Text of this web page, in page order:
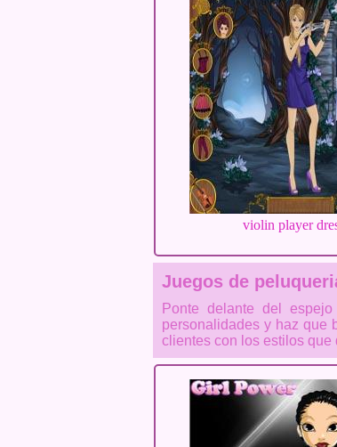
violin player
Juegos de
Ponte delante del
personalidades y haz que
clientes con los estilos que